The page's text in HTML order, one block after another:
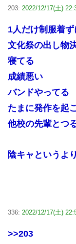
203: 2022/12/17(土)
1人だけ制服着
文化祭の出し物
寝てる
成績悪い
バンドやってる
たまに発作を起
他校の先輩とつ
陰キャというよ
336: 2022/12/17(土)
>>203